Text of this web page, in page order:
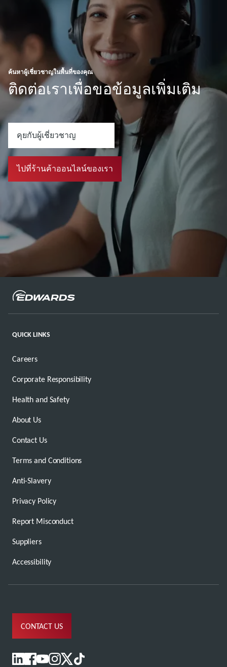
ค้นหาผู้เชี่ยวชาญในพื้นที่ของคุณ
ติดต่อเราเพื่อขอข้อมูลเพิ่มเติม
คุยกับผู้เชี่ยวชาญ
ไปที่ร้านค้าออนไลน์ของเรา
QUICK LINKS
Careers
Corporate Responsibility
Health and Safety
About Us
Contact Us
Terms and Conditions
Anti-Slavery
Privacy Policy
Report Misconduct
Suppliers
Accessibility
CONTACT US